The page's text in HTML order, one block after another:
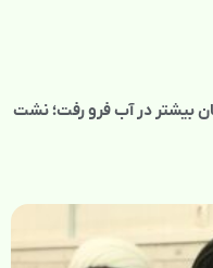
بیشتر در آب فرو رفت؛ نشت